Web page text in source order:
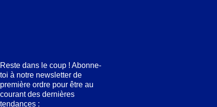
Reste dans le coup ! Abonne-
toi à notre newsletter de
première ordre pour être au
courant des dernières
tendances :